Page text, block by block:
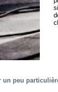
un peu